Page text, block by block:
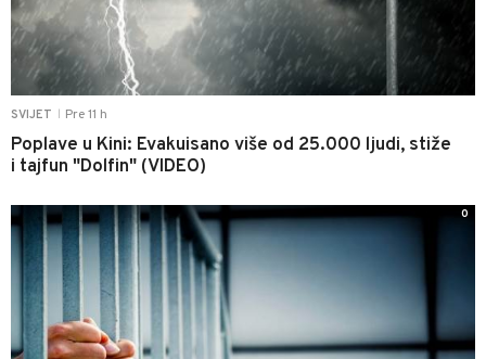
SVIJET Pre 11 h
Poplave u Kini: Evakuisano više od 25.000 ljudi, stiže
i tajfun "Dolfin" (VIDEO)
0